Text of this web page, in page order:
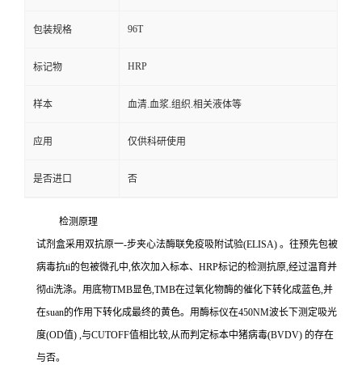
包装规格 96T
标记物 HRP
样本 血清.血浆.组织.相关液体等
应用 仅供科研使用
是否进口 否
检测原理
试剂盒采用双抗原一-步夹心法酶联免疫吸附试验(ELISA) 。往预先包被
病毒抗ti的包被微孔中,依次加入标本、 HRP标记的检测抗原,经过温育并
彻di洗涤。用底物TMB显色,TMB在过氧化物酶的催化下转化成蓝色,并
在suan的作用下转化成最终的黄色。用酶标仪在450NM波长下测定吸光
度(OD值) ,与CUTOFF值相比较,从而判定标本中猪病毒(BVDV) 的存在
与否。